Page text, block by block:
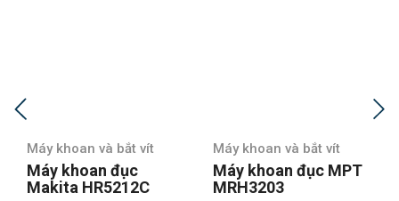
Máy khoan và bắt vít
Máy khoan đục MPT
MRH3203
Máy khoan và bắt vít
Máy khoan đục MPT
MRH3803